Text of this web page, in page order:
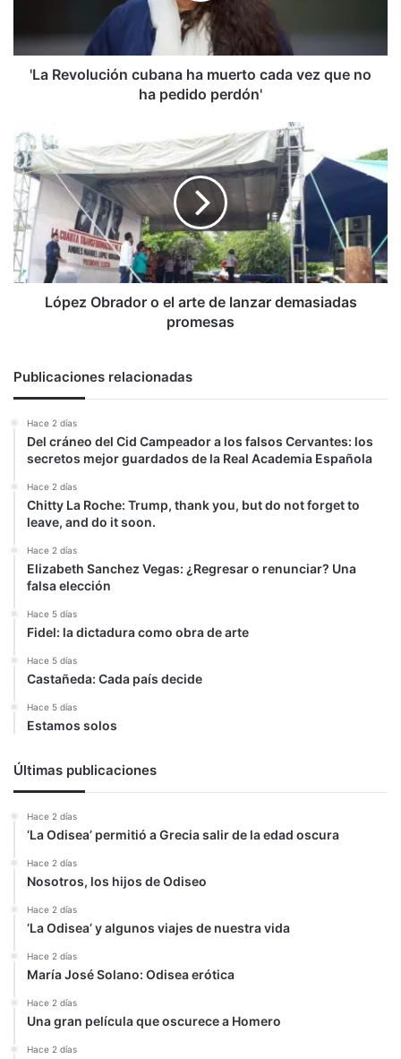
no
'La Revolución cubana ha muerto cada vez que no
ha pedido perdón'
López
Obrador
o
el
arte
de
lanzar
demasiadas
promesas
López Obrador o el arte de lanzar demasiadas
promesas
Publicaciones relacionadas
Hace 2 días
Del cráneo del Cid Campeador a los falsos Cervantes: los
secretos mejor guardados de la Real Academia Española
Hace 2 días
Chitty La Roche: Trump, thank you, but do not forget to
leave, and do it soon.
Hace 2 días
Elizabeth Sanchez Vegas: ¿Regresar o renunciar? Una
falsa elección
Hace 5 días
Fidel: la dictadura como obra de arte
Hace 5 días
Castañeda: Cada país decide
Hace 5 días
Estamos solos
Últimas publicaciones
Hace 2 días
‘La Odisea’ permitió a Grecia salir de la edad oscura
Hace 2 días
Nosotros, los hijos de Odiseo
Hace 2 días
‘La Odisea’ y algunos viajes de nuestra vida
Hace 2 días
María José Solano: Odisea erótica
Hace 2 días
Una gran película que oscurece a Homero
Hace 2 días